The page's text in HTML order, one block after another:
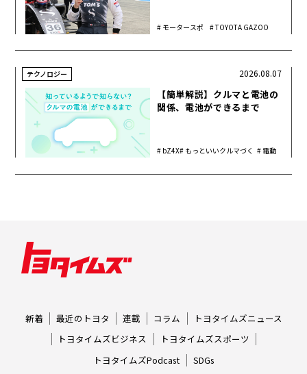
モータースポ
TOYOTA GAZOO
テクノロジー
【簡単解説】クルマと電池の
関係、電池ができるまで
bZ4X もっといいクルマづく
電動
2026.08.07
新着 最近のトヨタ 連載 コラム
トヨタイムズニュース
トヨタイムズビジネス
トヨタイムズスポーツ
トヨタイムズPodcast
SDGs